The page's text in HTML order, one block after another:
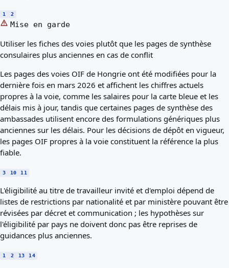
1 2
Mise en garde
Utiliser les fiches des voies plutôt que les pages de synthèse
consulaires plus anciennes en cas de conflit
Les pages des voies OIF de Hongrie ont été modifiées pour la
dernière fois en mars 2026 et affichent les chiffres actuels
propres à la voie, comme les salaires pour la carte bleue et les
délais mis à jour, tandis que certaines pages de synthèse des
ambassades utilisent encore des formulations génériques plus
anciennes sur les délais. Pour les décisions de dépôt en vigueur,
les pages OIF propres à la voie constituent la référence la plus
fiable.
3 10 11
L'éligibilité au titre de travailleur invité et d'emploi dépend de
listes de restrictions par nationalité et par ministère pouvant être
révisées par décret et communication ; les hypothèses sur
l'éligibilité par pays ne doivent donc pas être reprises de
guidances plus anciennes.
1 2 13 14